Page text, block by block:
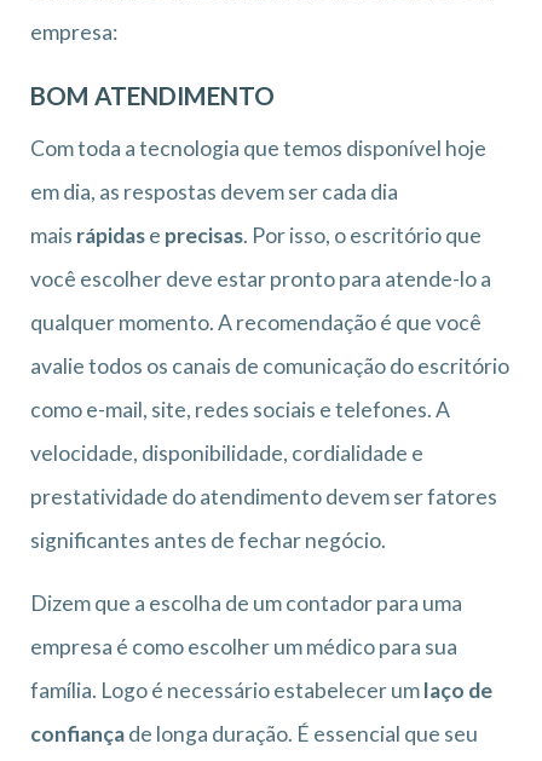
empresa:
BOM ATENDIMENTO
Com toda a tecnologia que temos disponível hoje
em dia, as respostas devem ser cada dia
mais rápidase precisas. Por isso, o escritório que
você escolher deve estar pronto para atende-lo a
qualquer momento. A recomendação é que você
avalie todos os canais de comunicação do escritório
como e-mail, site, redes sociais e telefones. A
velocidade, disponibilidade, cordialidade e
prestatividade do atendimento devem ser fatores
significantes antes de fechar negócio.
Dizem que a escolha de um contador para uma
empresa é como escolher um médico para sua
família. Logo é necessário estabelecer umlaço de
confiançade longa duração. É essencial que seu